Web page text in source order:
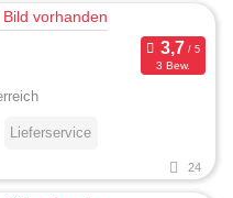
3 Bew.
Lieferservice
24